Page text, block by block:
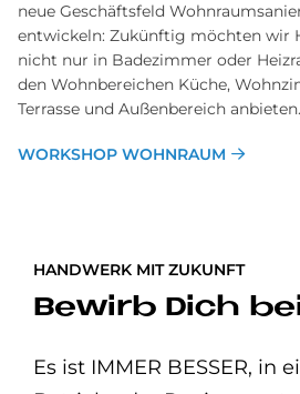
neue Geschäftsfeld
entwickeln: Zukünftig möchten wir
nicht nur in Badezimmer oder
den Wohnbereichen Küche,
Terrasse und Außenbereich anbieten.
WORKSHOP WOHNRAUM
HANDWERK MIT ZUKUNFT
Bewirb Dich
Es ist IMMER BESSER, in